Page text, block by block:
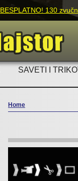
BESPLATNO! 130
SAVETI I
Home